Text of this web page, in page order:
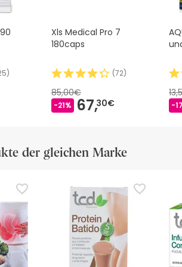
befolgen
)
Xls Medical Pro 7
180caps
(72)
85,00€
-21% 67,30€ -
der gleichen Marke